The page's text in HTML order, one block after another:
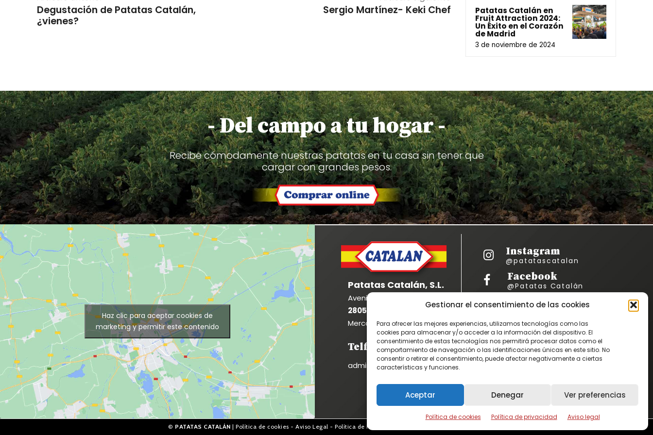
Gestionar el consentimiento de las cookies
Para ofrecer las mejores experiencias, utilizamos tecnologías como las
cookies para almacenar y/o acceder a la información del dispositivo. El
consentimiento de estas tecnologías nos permitirá procesar datos como el
comportamiento de navegación o las identificaciones únicas en este sitio. No
consentir o retirar el consentimiento, puede afectar negativamente a ciertas
características y funciones.
Aceptar Denegar Ver preferencias
Política de cookies Política de privacidad Aviso legal
Degustación de Patatas Catalán,
¿vienes?
Sergio Martínez- Keki Chef Patatas Catalán en
Fruit Attraction 2024:
Un Éxito en el Corazón
de Madrid
3 de noviembre de 2024
- Del campo a tu hogar -
Recibe cómodamente nuestras patatas en tu casa sin tener que
cargar con grandes pesos.
Haz clic para aceptar cookies de
marketing y permitir este contenido
Patatas Catalán, S.L.
Avenida de Madrid 8
28053 Madrid
Mercamadrid - Parcela C-3
Telf: 916 824 361
administracion2@patatascatalan.es
Instagram
@patatascatalan
Facebook
@Patatas Catalán
Vimeo
Youtube
PatatasCatalan
© PATATAS CATALÁN | Política de cookies - Aviso Legal - Política de Privacidad